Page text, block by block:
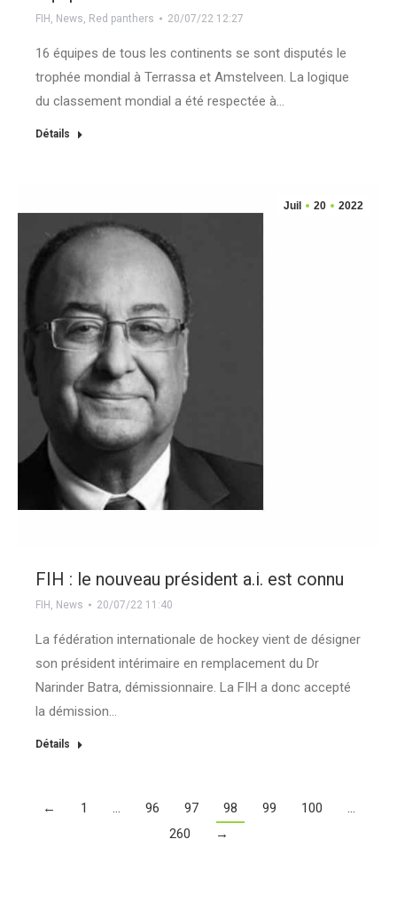
FIH , News, Red panthers 20/07/22 12:27
16 équipes de tous les continents se sont disputés le
trophée mondial à Terrassa et Amstelveen. La logique
du classement mondial a été respectée à…
Détails
Juil 20 2022
FIH : le nouveau président a.i. est connu
FIH , News 20/07/22 11:40
La fédération internationale de hockey vient de désigner
son président intérimaire en remplacement du Dr
Narinder Batra, démissionnaire. La FIH a donc accepté
la démission…
Détails
← 1 … 96 97 98 99 100
…
260
→